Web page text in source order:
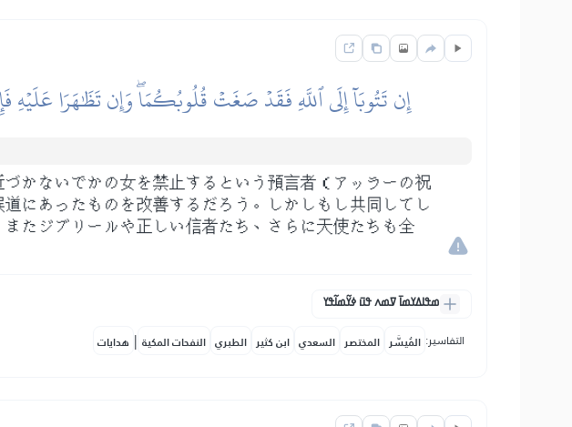
إِن تَتُوبَآ إِلَى ٱللَّهِ فَقَدۡ صَغَتۡ قُلُوبُكُمَاۖ وَإِن تَظَٰهَرَا
かないでかの女を禁止するという預言者（アッラーの祝
にあったものを改善するだろう。しかしもし共同してし
たジブリールや正しい信者たち、さらに天使たちも全
ߘߟߊߡߌߘߊ߫ ߜߘߍ ߟߎ߫ ߦߌ߬ߘߊ߬ߟߌ
التفاسير: المُيسَّر المختصر السعدي ابن كثير الطبري النفحات المكية | هدايات